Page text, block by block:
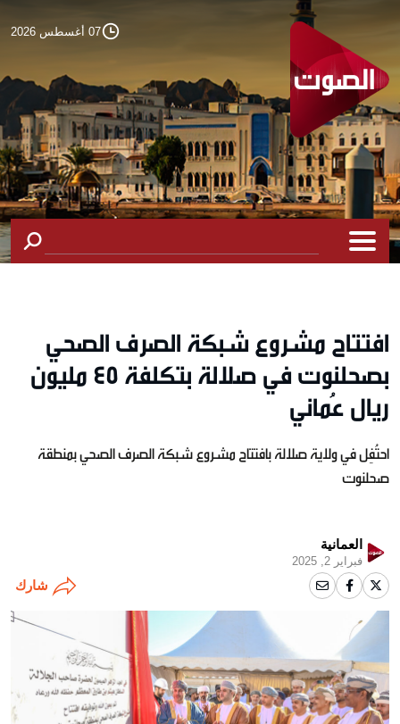
07 أغسطس 2026
افتتاح مشروع شبكة الصرف الصحي
بصحلنوت في صلالة بتكلفة 45 مليون
ريال عُماني
احتُفِل في ولاية صلالة بافتتاح مشروع شبكة الصرف الصحي بمنطقة
صحلنوت
العمانية
فبراير 2, 2025
شارك